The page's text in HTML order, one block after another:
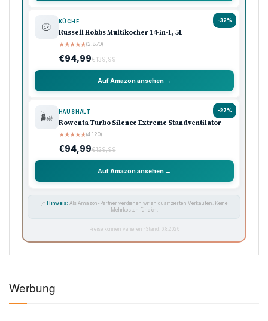
-32%
🍲 KÜCHE
Russell Hobbs Multikocher 14-in-1, 5L
★★★★★(2.870)
€94,99€139,99
Auf Amazon ansehen →
-27%
🌬️ HAUSHALT
Rowenta Turbo Silence Extreme Standventilator
★★★★★(4.120)
€94,99€129,99
Auf Amazon ansehen →
🔗 Hinweis: Als Amazon-Partner verdienen wir an qualifizierten Verkäufen. Keine
Mehrkosten für dich.
Preise können variieren · Stand: 6.8.2026
Werbung